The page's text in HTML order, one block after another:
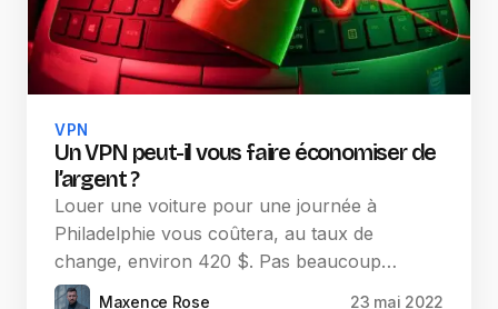
VPN
Un VPN peut-il vous faire économiser de
l’argent ?
Louer une voiture pour une journée à
Philadelphie vous coûtera, au taux de
change, environ 420 $. Pas beaucoup…
Maxence Rose 23 mai 2022